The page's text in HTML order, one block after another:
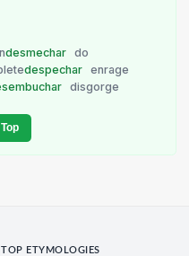
desmechar do
despechar enrage
disgorge
TOP ETYMOLOGIES